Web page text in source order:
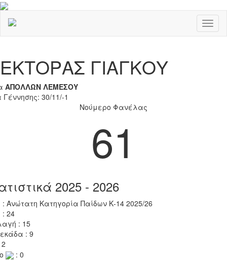
ΕΚΤΟΡΑΣ ΓΙΑΓΚΟΥ
ΑΠΟΛΛΩΝ ΛΕΜΕΣΟΥ
30/11/-1
Νούμερο Φανέλας
61
2025 - 2026
: Ανώτατη Κατηγορία Παίδων Κ-14 2025/26
: 24
: 15
: 9
: 0